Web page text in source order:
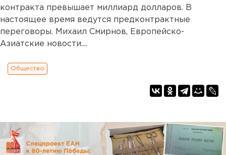
контракта превышает миллиард долларов. В
настоящее время ведутся предконтрактные
переговоры. Михаил Смирнов, Европейско-
Азиатские новости....
Общество